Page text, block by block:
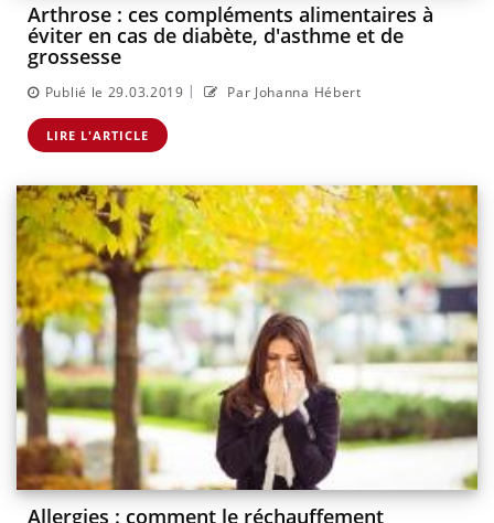
Arthrose : ces compléments alimentaires à
éviter en cas de diabète, d'asthme et de
grossesse
Publié le 29.03.2019 | Par Johanna Hébert
LIRE L'ARTICLE
Allergies : comment le réchauffement